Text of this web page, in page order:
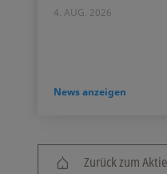
4. AUG. 2026
News anzeigen
Zurück zum